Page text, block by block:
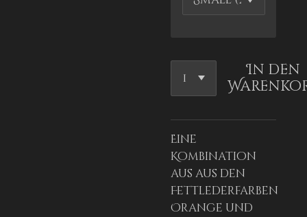
In den
Eine
Kombination
aus aus den
Fettlederfarben
Orange und